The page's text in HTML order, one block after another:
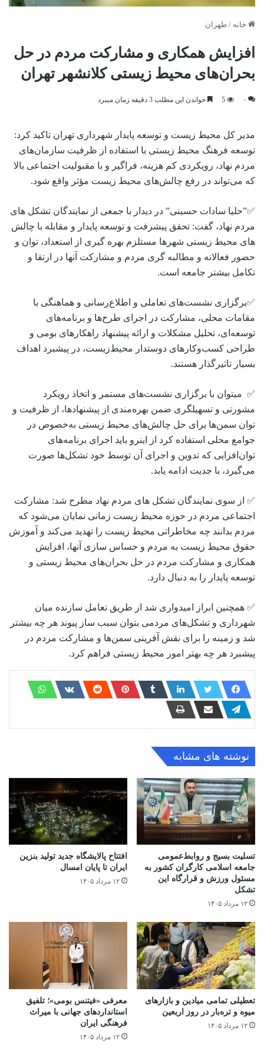
خانه / طهران
افزایش همکاری و مشارکت مردم در حل
بحران‌های محیط زیستی کلانشهر تهران
۰ 5 خواندن این مطلب 3 دقیقه زمان میبرد
مدیر کل محیط زیست و توسعه پایدار شهرداری تهران تاکید کرد:
توسعه فرهنگ محیط زیستی با استفاده از ظرفیت‌ سازمان‌های
مردم نهاد، رویکردی کم هزینه، فراگیر و با مقبولیت اجتماعی بالا
که می‌تواند در رفع چالش‌های محیط زیست مؤثر واقع شود.
✅”حلیا سادات حسینی” در دیدار با جمعى از نمایندگان تشکل هاى
مردم نهاد، گفت: تحقق پیشرفت و توسعه پایدار و مقابله با چالش
های محیط زیستی شهرها مستلزم بهره گیری از استعداد، توان و
حضور فعالانه و مطالبه گری مردم و مشارکت آنها در ارتقا و
تکامل بیشتر جامعه است.
✅برگزاری نشست‌های تعاملی و اطلاع‌رسانی و هماهنگی با
مقامات محلی، مشارکت در اجرای طرح‌ها و برنامه‌های
توسعه‌ای، تحلیل مشکلات و ارائه پیشنهاد راهکارهای بومی و
طراحی کسب‌وکارهای دوستدار محیط‌زیست، در پیشبرد اهداف
بسیار تاثیرگذار هستند.
✅ میتوان با برگزاری نشست‌های مستمر و اتخاذ رویکرد
مشورتی و تسهیلگری ضمن بهره‌مندی از پیشنهادها، از ظرفیت‌ و
توان سمن‌ها برای حل چالش‌های محیط زیستی به‌خصوص در
جوامع محلی استفاده کرد از اینرو باید اجرای برنامه‌های
توان‌افزایی که تدوین و اجرای آن توسط خود تشکل‌ها صورت
می‌گیرد، با جدیت ادامه یابد.
✅ از سوى نمایندگان تشکل هاى مردم نهاد مطرح شد: مشارکت
اجتماعی مردم در حوزه محیط زیست زمانی نمایان می‌شود که
مردم بدانند چه مخاطراتی محیط زیست را تهدید می‌کند و آموزش
حقوق محیط زیست به مردم و حساس سازی آنها، افزایش
همکاری و مشارکت مردم در حل بحران‌های محیط زیستی و
توسعه پایدار را به دنبال دارد.
✅ همچنین ابراز امیدوارى شد از طریق تعامل سازنده میان
شهرداری و تشکل‌های مردمی بتوان سبب ساز پیوند هر چه بیشتر
شد و زمینه را برای نقش آفرینی سمن‌ها و مشارکت مردم در
پیشبرد هر چه بهتر امور محیط زیستی فراهم کرد.
نوشته های مشابه
تسلیت بسیج و روابط‌عمومی
جامعه اسلامی کارگران کشور به
مسئول ورزش و قرارگاه این
تشکل
۱۲ مرداد ۱۴۰۵
افتتاح ‌پالایشگاه جدید تولید بنزین
ایران تا پایان امسال
۱۲ مرداد ۱۴۰۵
تعطیلی تمامی میادین و بازارهای
میوه و تره‌بار در روز اربعین
۱۲ مرداد ۱۴۰۵
معرفی «فیتنس بومی»؛ تلفیق
استانداردهای جهانی با میراث
فرهنگی ایران
۱۲ مرداد ۱۴۰۵